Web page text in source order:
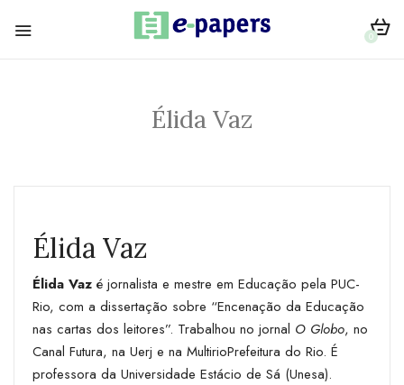
0
Élida Vaz
Élida Vaz
Élida Vaz é jornalista e mestre em Educação pela PUC-
Rio, com a dissertação sobre “Encenação da Educação
nas cartas dos leitores”. Trabalhou no jornal O Globo, no
Canal Futura, na Uerj e na MultirioPrefeitura do Rio. É
professora da Universidade Estácio de Sá (Unesa).